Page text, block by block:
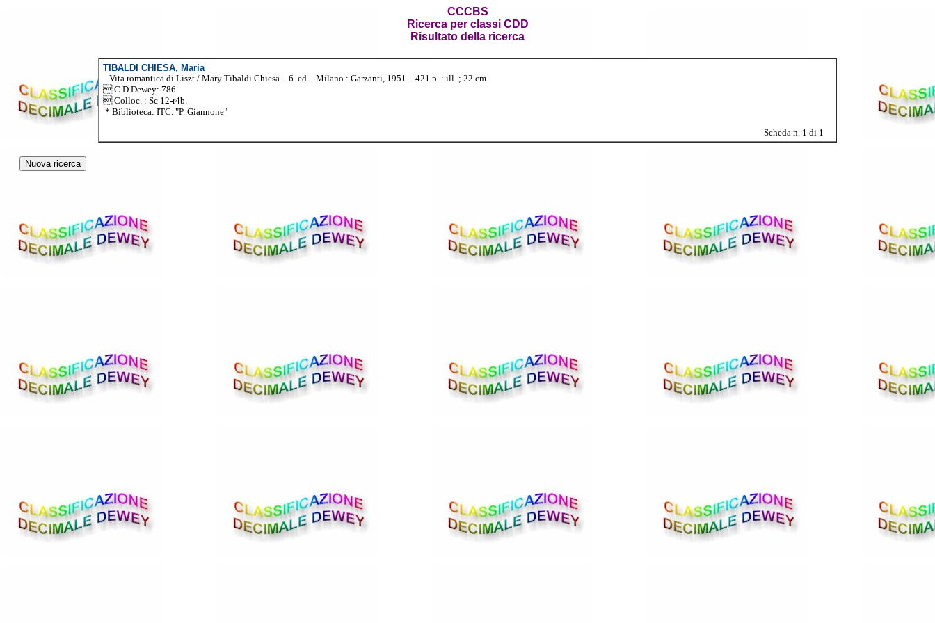
CCCBS
Ricerca per classi CDD
Risultato della ricerca
TIBALDI CHIESA, Maria
Vita romantica di Liszt / Mary Tibaldi Chiesa. - 6. ed. - Milano : Garzanti, 1951. - 421 p. : ill. ; 22 cm
 C.D.Dewey: 786.
 Colloc. : Sc 12-r4b.
* Biblioteca: ITC. "P. Giannone"
Scheda n. 1 di 1